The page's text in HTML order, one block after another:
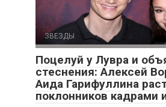
ЗВЕЗДЫ
Поцелуй у Лувра и
стеснения: Алексей
Аида Гарифуллина
поклонников кадрами